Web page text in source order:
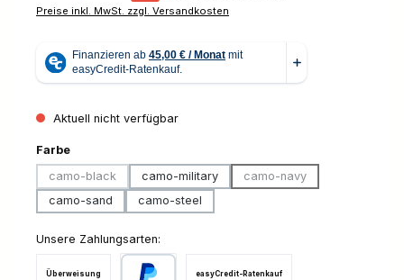
Preise inkl. MwSt. zzgl. Versandkosten
Aktuell nicht verfügbar
Farbeauswählen
camo-black
(Diese Option ist zurzeit nicht verfügbar.)
camo-military camo-navy
(Diese Option ist zurzeit
camo-sand camo-steel
Unsere Zahlungsarten:
Überweisung easyCredit-Ratenkauf